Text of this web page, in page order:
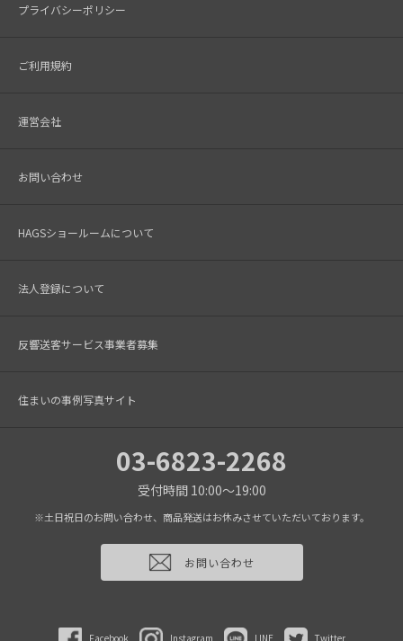
プライバシーポリシー
ご利用規約
運営会社
お問い合わせ
HAGSショールームについて
法人登録について
反響送客サービス事業者募集
住まいの事例写真サイト
03-6823-2268
受付時間 10:00～19:00
※土日祝日のお問い合わせ、商品発送はお休みさせていただいております。
お問い合わせ
Facebook Instagram LINE Twitter